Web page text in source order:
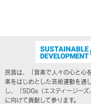
民音は、「音楽で人々の心と心
楽をはじめとした芸術運動を通
し、「SDGs（エスディージー
に向けて貢献して参ります。